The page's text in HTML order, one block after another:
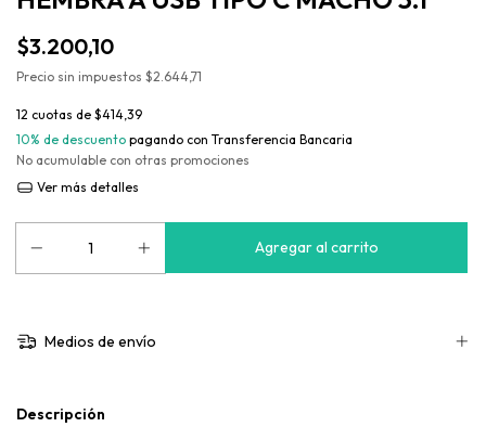
$3.200,10
Precio sin impuestos $2.644,71
12 cuotas de $414,39
10% de descuento pagando con Transferencia Bancaria
No acumulable con otras promociones
Ver más detalles
Medios de envío
Descripción